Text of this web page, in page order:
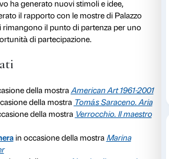
di identità culturale, la relazione
come pratica artistica e
agli studenti strumenti
e occasioni di confronto con
e la progettazione condivisa
ridefinire la struttura
e l’impatto di ogni
presentazioni e siamo